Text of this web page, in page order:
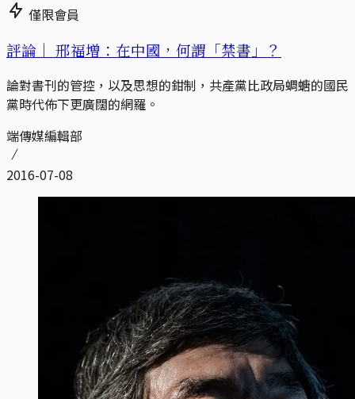
僅限會員
評論｜ 邢福增：在中國，何謂「禁書」？
論對書刊的管控，以及思想的鉗制，共產黨比政局蜩螗的國民
黨時代佈下更廣闊的網羅。
端傳媒編輯部
2016-07-08